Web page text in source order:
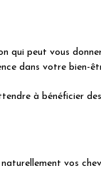
peut vous
dans votre bien-
à bénéficier
vos